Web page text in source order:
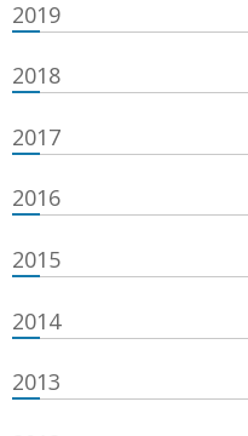
2019
2018
2017
2016
2015
2014
2013